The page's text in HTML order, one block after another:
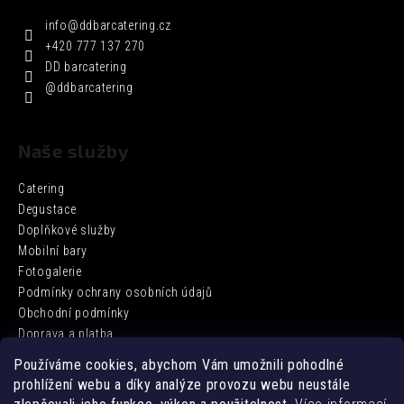
Používáme cookies, abychom Vám umožnili pohodlné
prohlížení webu a díky analýze provozu webu neustále
info@ddbarcatering.cz
+420 777 137 270
DD barcatering
@ddbarcatering
Naše služby
Catering
Degustace
Doplňkové služby
Mobilní bary
Fotogalerie
Podmínky ochrany osobních údajů
Obchodní podmínky
Doprava a platba